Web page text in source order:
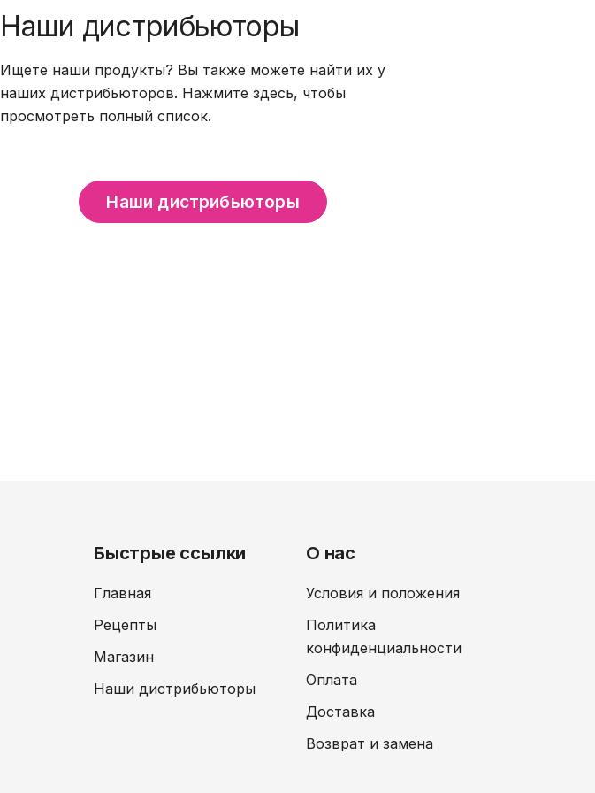
Наши дистрибьюторы
Ищете наши продукты? Вы также можете найти их у
наших дистрибьюторов. Нажмите здесь, чтобы
просмотреть полный список.
Наши дистрибьюторы
Быстрые ссылки
Главная
Рецепты
Магазин
Наши дистрибьюторы
О нас
Условия и положения
Политика
конфиденциальности
Оплата
Доставка
Возврат и замена